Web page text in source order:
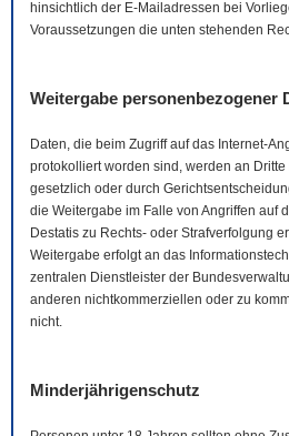
hinsichtlich der E-Mail adressen bei
Voraussetzungen die unten stehenden
Weitergabe personenbezogener
Daten, die beim Zugriff auf das Internet-
protokolliert worden sind, werden an
gesetzlich oder durch
die Weitergabe im Falle von Angriffen auf
Destatis zu Rechts- oder Strafverfolgung
Weitergabe erfolgt an das
zentralen Dienstleister der
anderen nichtkommerziellen oder zu
nicht.
Minderjährigenschutz